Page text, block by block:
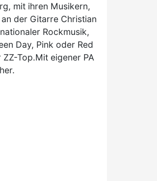
mit ihren Musikern,
der Gitarre Christian
Rockmusik,
Day, Pink oder Red
Top.Mit eigener PA